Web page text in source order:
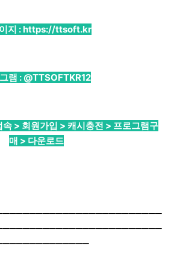
지 :https://ttsoft.kr
램 : @TTSOFTKR12
속 > 회원가입 > 캐시충전 > 프로그램구
매 > 다운로드